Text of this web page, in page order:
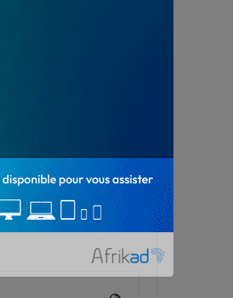
objets de décoration
495